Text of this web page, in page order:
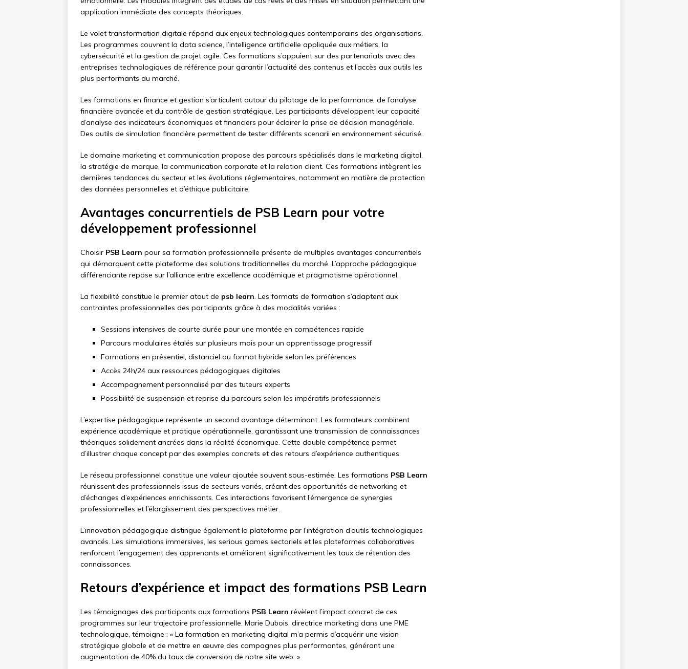
application immédiate des concepts théoriques.
Le volet transformation digitale répond aux enjeux technologiques contemporains des organisations.
Les programmes couvrent la data science, l’intelligence artificielle appliquée aux métiers, la
cybersécurité et la gestion de projet agile. Ces formations s’appuient sur des partenariats avec des
entreprises technologiques de référence pour garantir l’actualité des contenus et l’accès aux outils les
plus performants du marché.
Les formations en finance et gestion s’articulent autour du pilotage de la performance, de l’analyse
financière avancée et du contrôle de gestion stratégique. Les participants développent leur capacité
d’analyse des indicateurs économiques et financiers pour éclairer la prise de décision managériale.
Des outils de simulation financière permettent de tester différents scenarii en environnement sécurisé.
Le domaine marketing et communication propose des parcours spécialisés dans le marketing digital,
la stratégie de marque, la communication corporate et la relation client. Ces formations intègrent les
dernières tendances du secteur et les évolutions réglementaires, notamment en matière de protection
des données personnelles et d’éthique publicitaire.
Avantages concurrentiels de PSB Learn pour votre
développement professionnel
Choisir PSB Learn pour sa formation professionnelle présente de multiples avantages concurrentiels
qui démarquent cette plateforme des solutions traditionnelles du marché. L’approche pédagogique
différenciante repose sur l’alliance entre excellence académique et pragmatisme opérationnel.
La flexibilité constitue le premier atout de psb learn. Les formats de formation s’adaptent aux
contraintes professionnelles des participants grâce à des modalités variées :
Sessions intensives de courte durée pour une montée en compétences rapide
Parcours modulaires étalés sur plusieurs mois pour un apprentissage progressif
Formations en présentiel, distanciel ou format hybride selon les préférences
Accès 24h/24 aux ressources pédagogiques digitales
Accompagnement personnalisé par des tuteurs experts
Possibilité de suspension et reprise du parcours selon les impératifs professionnels
L’expertise pédagogique représente un second avantage déterminant. Les formateurs combinent
expérience académique et pratique opérationnelle, garantissant une transmission de connaissances
théoriques solidement ancrées dans la réalité économique. Cette double compétence permet
d’illustrer chaque concept par des exemples concrets et des retours d’expérience authentiques.
Le réseau professionnel constitue une valeur ajoutée souvent sous-estimée. Les formations PSB Learn
réunissent des professionnels issus de secteurs variés, créant des opportunités de networking et
d’échanges d’expériences enrichissants. Ces interactions favorisent l’émergence de synergies
professionnelles et l’élargissement des perspectives métier.
L’innovation pédagogique distingue également la plateforme par l’intégration d’outils technologiques
avancés. Les simulations immersives, les serious games sectoriels et les plateformes collaboratives
renforcent l’engagement des apprenants et améliorent significativement les taux de rétention des
connaissances.
Retours d’expérience et impact des formations PSB Learn
Les témoignages des participants aux formations PSB Learn révèlent l’impact concret de ces
programmes sur leur trajectoire professionnelle. Marie Dubois, directrice marketing dans une PME
technologique, témoigne : « La formation en marketing digital m’a permis d’acquérir une vision
stratégique globale et de mettre en œuvre des campagnes plus performantes, générant une
augmentation de 40% du taux de conversion de notre site web. »